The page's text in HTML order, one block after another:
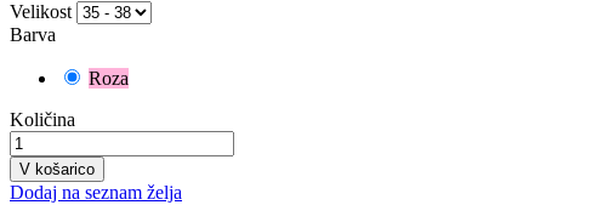
Velikost
Barva
Roza
Količina
V košarico
Dodaj na seznam želja